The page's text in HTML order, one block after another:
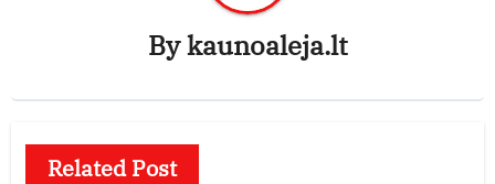
Bykaunoaleja.lt
Related Post